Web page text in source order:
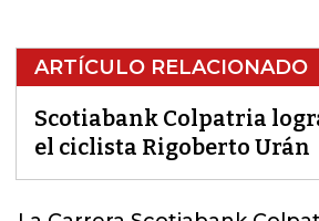
ARTÍCULO RELACIONADO
Scotiabank Colpatria
el ciclista Rigoberto Urán